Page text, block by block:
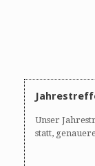
Unser
statt,